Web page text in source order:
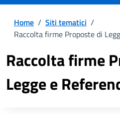
Home / Siti tematici /
Raccolta firme Proposte di
Raccolta firme
Legge e